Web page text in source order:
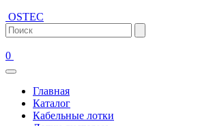
OSTEC
0
Главная
Каталог
Кабельные лотки